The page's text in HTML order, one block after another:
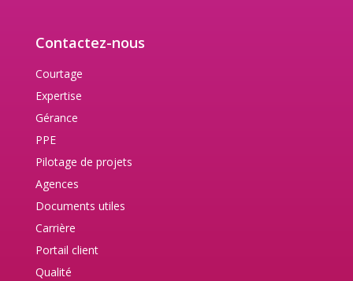
Contactez-nous
Courtage
Expertise
Gérance
PPE
Pilotage de projets
Agences
Documents utiles
Carrière
Portail client
Qualité